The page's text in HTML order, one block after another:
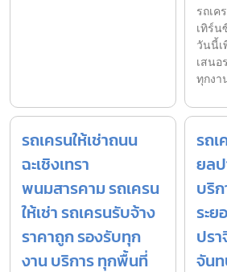
รถเค
เทิร์น
วันนี้
เสนอ
ทุกง
รถเครนให้เช่าถนน
ฉะเชิงเทรา
พนมสารคาม รถเครน
ให้เช่า รถเครนรับจ้าง
ราคาถูก รองรับทุก
งาน บริการ ทุกพื้นที่
รถ
ยลป
บริ
ระย
ปรา
จัน